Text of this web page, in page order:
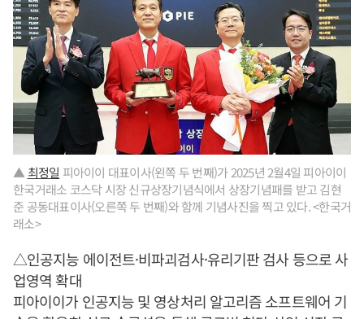
▲ 최정일 피아이이 대표이사(왼쪽 두 번째)가 2025년 2월4일 피아이이
한국거래소 코스닥 시장 신규상장기념식에서 상장기념패를 받고 김현
준 공동대표이사(오른쪽 두 번째)와 함께 기념사진을 찍고 있다. <한국거
래소>
△인공지능 에이전트·비파괴검사·유리기판 검사 등으로 사
업영역 확대
피아이이가 인공지능 및 영상처리 알고리즘 소프트웨어 기